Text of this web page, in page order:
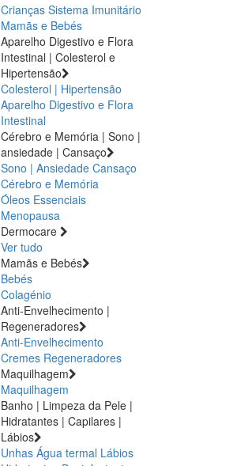
Crianças Sistema Imunitário
Mamãs e Bebés
Aparelho Digestivo e Flora
Intestinal | Colesterol e
Hipertensão
Colesterol | Hipertensão
Aparelho Digestivo e Flora
Intestinal
Cérebro e Memória | Sono |
ansiedade | Cansaço
Sono | Ansiedade Cansaço
Cérebro e Memória
Óleos Essenciais
Menopausa
Dermocare
Ver tudo
Mamãs e Bebés
Bebés
Colagénio
Anti-Envelhecimento |
Regeneradores
Anti-Envelhecimento
Cremes Regeneradores
Maquilhagem
Maquilhagem
Banho | Limpeza da Pele |
Hidratantes | Capilares |
Lábios
Unhas Água termal Lábios